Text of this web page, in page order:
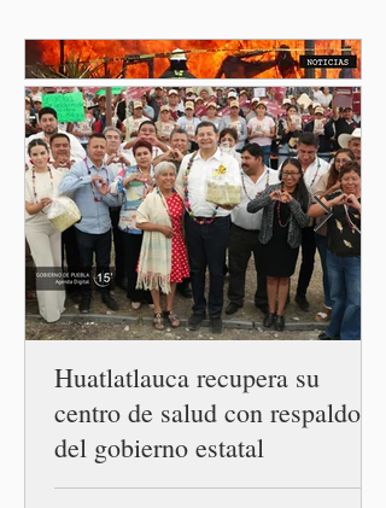
exista un brote activo de
ciclosporiasis en México,
luego del incremento de
casos registrado en Estados
Unidos. Durante la
conferencia matutina en
Palacio Nacional, el
funcionario informó que en
el país únicamente se han
confirmado 33 casos de esta
enferme
Huatlatlauca recupera su
centro de salud con respaldo
del gobierno estatal